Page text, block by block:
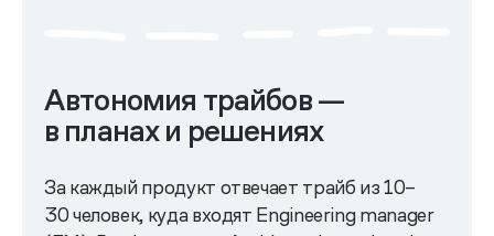
Автономия трайбов —
в планах и решениях
За каждый продукт отвечает трайб из 10–
30 человек, куда входят Engineering manager